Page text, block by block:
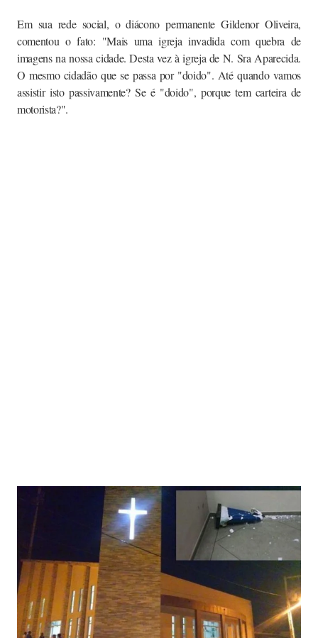
Em sua rede social, o diácono permanente Gildenor Oliveira,
comentou o fato: "Mais uma igreja invadida com quebra de
imagens na nossa cidade. Desta vez à igreja de N. Sra Aparecida.
O mesmo cidadão que se passa por "doido". Até quando vamos
assistir isto passivamente? Se é "doido", porque tem carteira de
motorista?".